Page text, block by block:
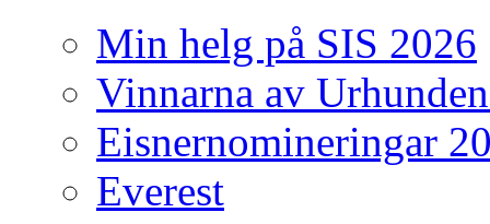
Min helg på SIS 2026
Vinnarna av
Eisnernomineringar
Everest